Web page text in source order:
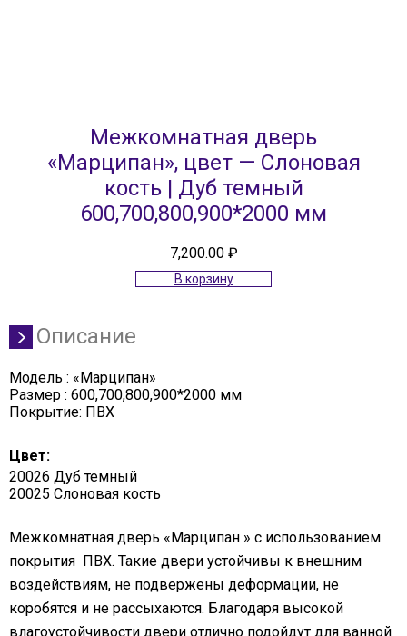
Межкомнатная дверь
«Марципан», цвет — Слоновая
кость | Дуб темный
600,700,800,900*2000 мм
7,200.00 ₽
В корзину
Описание
Модель : «Марципан»
Размер : 600,700,800,900*2000 мм
Покрытие: ПВХ
Цвет:
20026 Дуб темный
20025 Слоновая кость
Межкомнатная дверь «Марципан » с использованием
покрытия ПВХ. Такие двери устойчивы к внешним
воздействиям, не подвержены деформации, не
коробятся и не рассыхаются. Благодаря высокой
влагоустойчивости двери отлично подойдут для ванной